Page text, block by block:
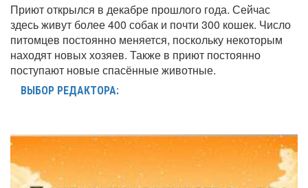
Приют открылся в декабре прошлого года. Сейчас
здесь живут более 400 собак и почти 300 кошек. Число
питомцев постоянно меняется, поскольку некоторым
находят новых хозяев. Также в приют постоянно
поступают новые спасённые животные.
ВЫБОР РЕДАКТОРА: